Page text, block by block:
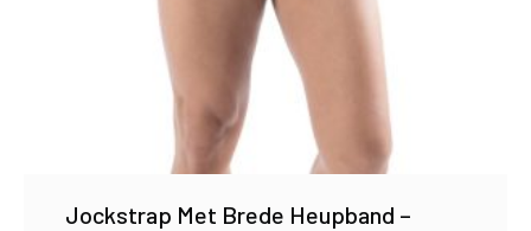
Jockstrap Met Brede Heupband –